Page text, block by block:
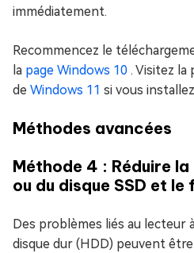
immédiatement.
Recommencez le
la page Windows 10 . Visitez la
de Windows 11 si vous
Méthodes avancées
Méthode 4 : Réduire
ou du disque SSD et
Des problèmes liés au lecteur
disque dur (HDD) peuvent